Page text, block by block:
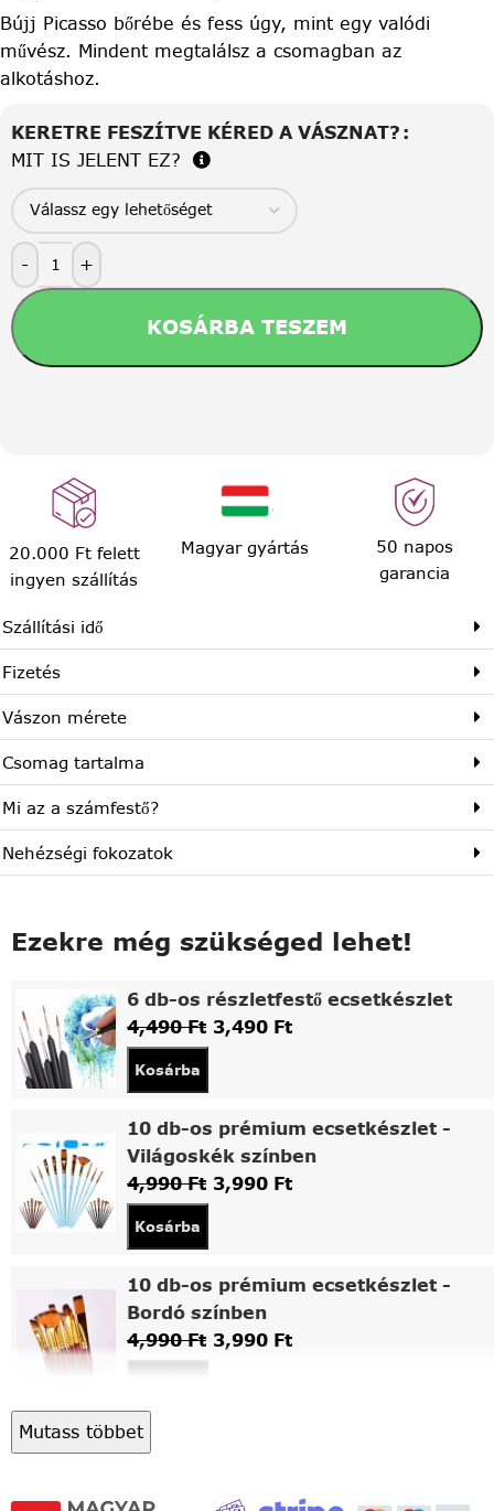
Bújj Picasso bőrébe és fess úgy, mint egy valódi
művész. Mindent megtalálsz a csomagban az
alkotáshoz.
KERETRE FESZÍTVE KÉRED A VÁSZNAT?
MIT IS JELENT EZ?
- +
KOSÁRBA TESZEM
20.000 Ft felett
ingyen szállítás
Magyar gyártás
50 napos
garancia
Szállítási idő
Fizetés
Vászon mérete
Csomag tartalma
Mi az a számfestő?
Nehézségi fokozatok
Ezekre még szükséged lehet!
6 db-os részletfestő ecsetkészlet
4,490Ft 3,490 Ft
Kosárba
10 db-os prémium ecsetkészlet -
Világoskék színben
4,990Ft 3,990 Ft
Kosárba
10 db-os prémium ecsetkészlet -
Bordó színben
4,990Ft 3,990 Ft
Asztali fa festőállvány
Mutass többet